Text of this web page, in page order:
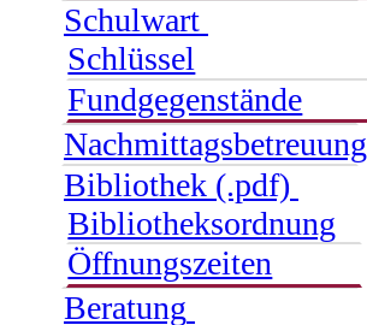
Schulwart
Schlüssel
Fundgegenstände
Nachmittagsbetreuung
Bibliothek (.pdf)
Bibliotheksordnung
Öffnungszeiten
Beratung